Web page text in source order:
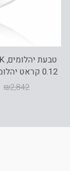
0.12 קראט יהלומים, דגם RD3285
₪2,842